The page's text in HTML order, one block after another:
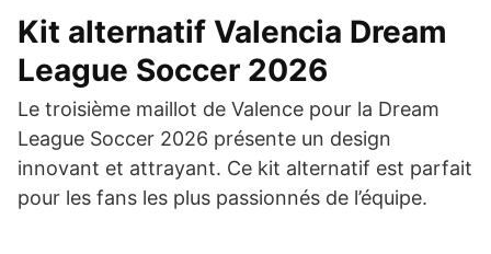
Kit alternatif Valencia Dream
League Soccer 2026
Le troisième maillot de Valence pour la Dream
League Soccer 2026 présente un design
innovant et attrayant. Ce kit alternatif est parfait
pour les fans les plus passionnés de l’équipe.